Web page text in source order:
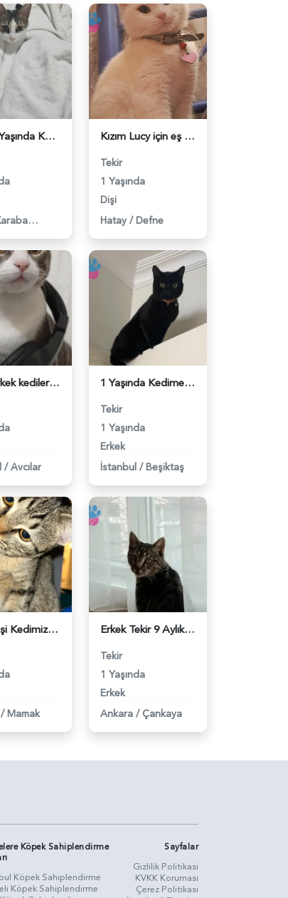
Tekir 1 Yaşında Kedim Eş Arıyor - 118984103
Karabağlar
Kızım Lucy için eş arıyorum - 118984070
Tekir
1 Yaşında
Dişi
Hatay / Defne
Tekir Erkek kedilerime eş arıyorum - 118983760
/ Avcılar
1 Yaşında Kedime Eş Arıyorum - 118983727
Tekir
1 Yaşında
Erkek
İstanbul / Beşiktaş
Tekir Dişi Kedimize Scottish Bir Eş Ariyoruz - 118983453
/ Mamak
Erkek Tekir 9 Aylık Eş Arıyor - 118983455
Tekir
1 Yaşında
Erkek
Ankara / Çankaya
Köpek Sahiplendirme
Köpek Sahiplendirme
Köpek Sahiplendirme
Sayfalar
Gizlilik Politikasi
KVKK Koruması
Çerez Politikası